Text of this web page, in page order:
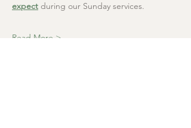
expect during our Sunday services.
Read More >